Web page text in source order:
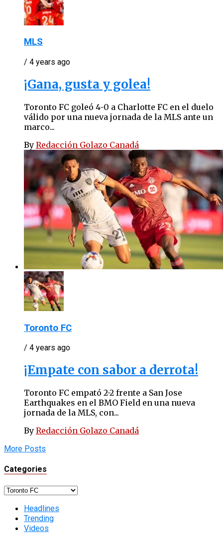
MLS
/ 4 years ago
¡Gana, gusta y golea!
Toronto FC goleó 4-0 a Charlotte FC en el duelo
válido por una nueva jornada de la MLS ante un
marco...
By Redacción Golazo Canadá
Toronto FC
/ 4 years ago
¡Empate con sabor a derrota!
Toronto FC empató 2-2 frente a San Jose
Earthquakes en el BMO Field en una nueva
jornada de la MLS, con...
By Redacción Golazo Canadá
More Posts
Categories
Categories
Headlines
Trending
Videos